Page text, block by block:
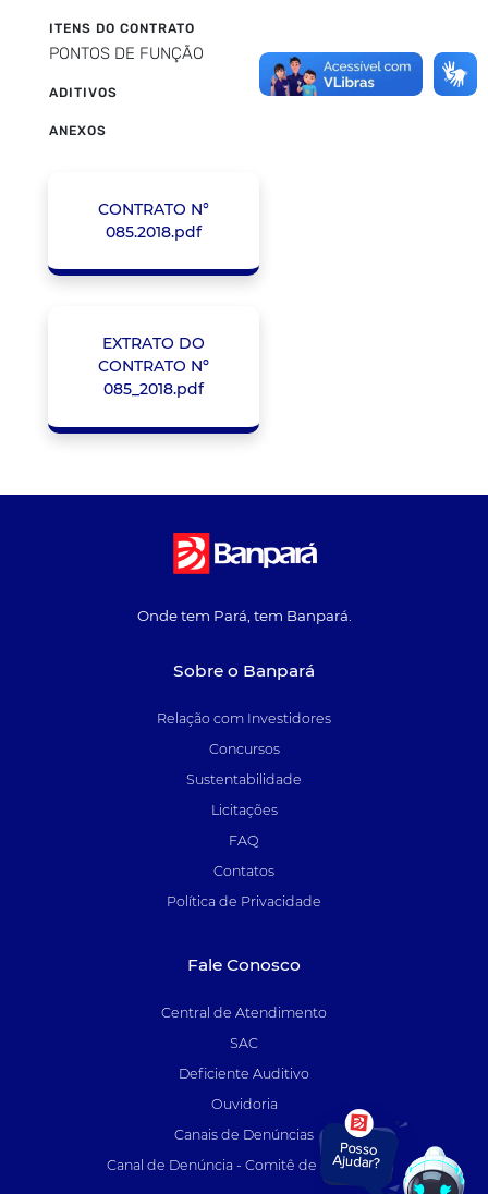
ITENS DO CONTRATO
PONTOS DE FUNÇÃO
ADITIVOS
ANEXOS
CONTRATO N°
085.2018.pdf
EXTRATO DO
CONTRATO Nº
085_2018.pdf
Onde tem Pará, tem Banpará.
Sobre o Banpará
Relação com Investidores
Concursos
Sustentabilidade
Licitações
FAQ
Contatos
Política de Privacidade
Fale Conosco
Central de Atendimento
SAC
Deficiente Auditivo
Ouvidoria
Canais de Denúncias
Canal de Denúncia - Comitê de Auditoria